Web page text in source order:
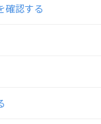
確認する